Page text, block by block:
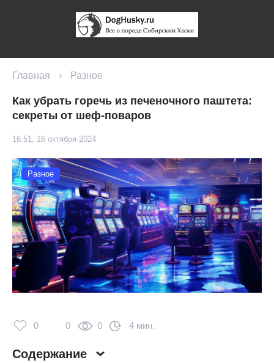
Главная › Разное
Как убрать горечь из печеночного паштета:
секреты от шеф-поваров
16:51, 16 октября 2024
Разное
0 0 0 4 мин.
Содержание